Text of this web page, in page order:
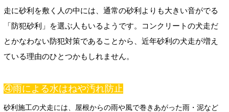
走に砂利を敷く人の中には、通常の砂利よりも大きい音がでる
「防犯砂利」を選ぶ人もいるようです。コンクリートの犬走だ
とかなわない防犯対策であることから、近年砂利の犬走が増え
ている理由のひとつかもしれません。
④雨による水はねや汚れ防止
砂利施工の犬走には、屋根からの雨や風で巻きあがった雨・泥など